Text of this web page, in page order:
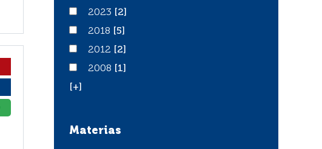
20232023
[2]
20182018
[5]
20122012
[2]
20082008
[1]
[+]
Materias